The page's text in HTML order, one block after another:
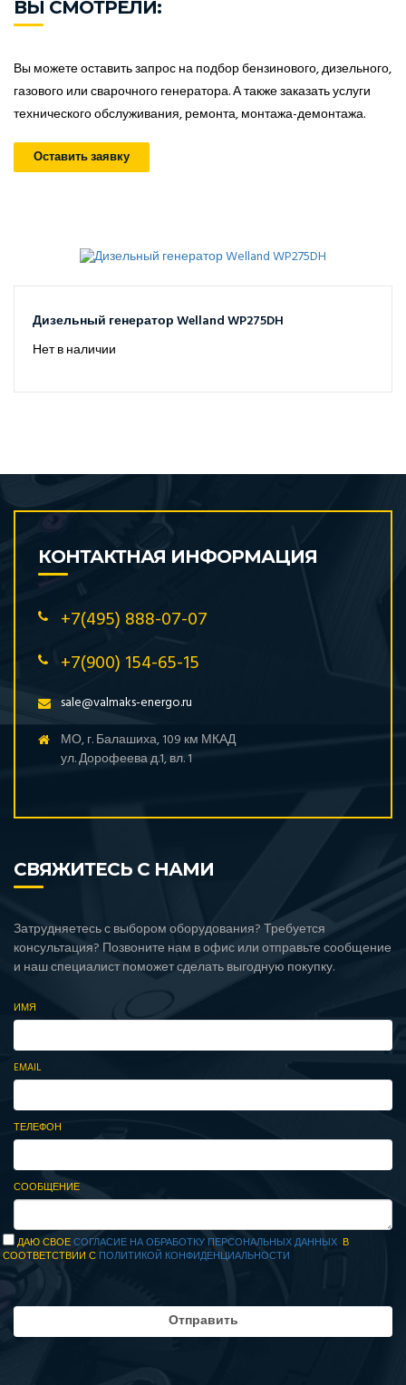
ВЫ СМОТРЕЛИ:
Вы можете оставить запрос на подбор бензинового, дизельного,
газового или сварочного генератора. А также заказать услуги
технического обслуживания, ремонта, монтажа-демонтажа.
Оставить заявку
Дизельный генератор Welland WP275DH
Нет в наличии
КОНТАКТНАЯ ИНФОРМАЦИЯ
+7(495) 888-07-07
+7(900) 154-65-15
sale@valmaks-energo.ru
МО, г. Балашиха, 109 км МКАД
ул. Дорофеева д.1, вл. 1
СВЯЖИТЕСЬ С НАМИ
Затрудняетесь с выбором оборудования? Требуется
консультация? Позвоните нам в офис или отправьте сообщение
и наш специалист поможет сделать выгодную покупку.
ИМЯ
EMAIL
ТЕЛЕФОН
СООБЩЕНИЕ
ДАЮ СВОЕСОГЛАСИЕ НА ОБРАБОТКУ ПЕРСОНАЛЬНЫХ ДАННЫХ В
СООТВЕТСТВИИ С ПОЛИТИКОЙ КОНФИДЕНЦИАЛЬНОСТИ